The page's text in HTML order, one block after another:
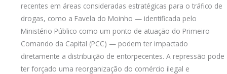
recentes em áreas consideradas estratégicas para o tráfico de
drogas, como a Favela do Moinho — identificada pelo
Ministério Público como um ponto de atuação do Primeiro
Comando da Capital (PCC) — podem ter impactado
diretamente a distribuição de entorpecentes. A repressão pode
ter forçado uma reorganização do comércio ilegal e